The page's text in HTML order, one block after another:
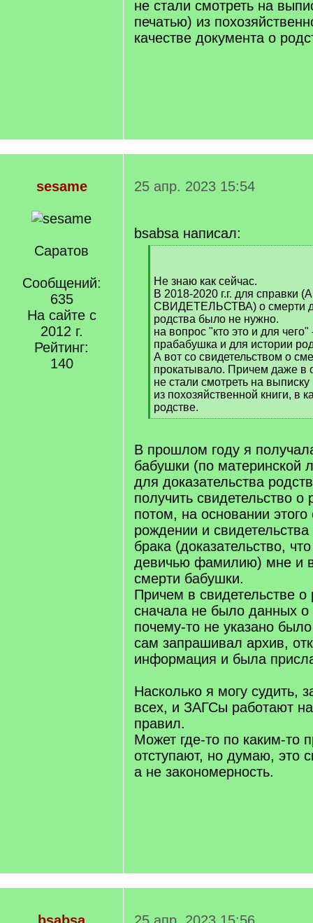
не стали смотреть на
печатью) из
качестве документа о
sesame
Саратов
Сообщений:
635
На сайте с
2012 г.
Рейтинг:
140
25 апр. 2023 15:54
bsabsa написал:
]Не знаю как сейчас.
В 2018-2020 г.г. для справки
СВИДЕТЕЛЬСТВА) о смерти
родства было не нужно.
на вопрос "кто это и для
прабабушка и для истории
А вот со свидетельством о
прокатывало. Причем даже в
не стали смотреть на
из похозяйственной книги, в
родстве.
[
q
]
В прошлом году я
бабушки (по материнской
для доказательства
получить свидетельство
потом, на основании этого
рождении и свидетельства
брака (доказательство,
девичью фамилию) мне и
смерти бабушки.
Причем в свидетельстве
сначала не было данных
почему-то не указано
сам запрашивал архив,
информация и была
Насколько я могу судить,
всех, и ЗАГСы работают
правил.
Может где-то по каким-то
отступают, но думаю, это
а не закономерность.